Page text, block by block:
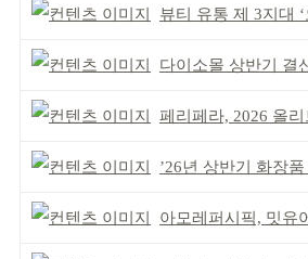
뷰티 유통 제 3지대
다이소몰 상반기 결
페리페라, 2026 올리브
’26년 상반기 화장품 수출
아모레퍼시픽, 밋유어뷰